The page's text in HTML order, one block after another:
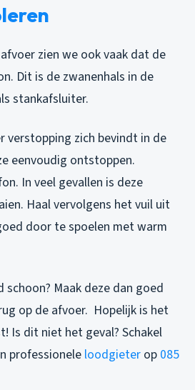
zien we ook vaak dat de
Dit is de zwanenhals in de
stankafsluiter.
verstopping zich bevindt in de
eenvoudig ontstoppen.
In veel gevallen is deze
Haal vervolgens het vuil uit
door te spoelen met warm
Maak deze dan goed
op de afvoer. Hopelijk is het
Is dit niet het geval? Schakel
professionele loodgieter op 085